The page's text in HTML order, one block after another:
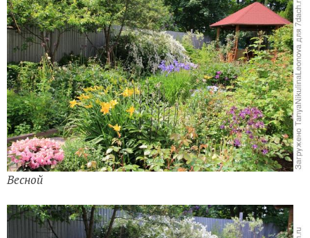
Весной